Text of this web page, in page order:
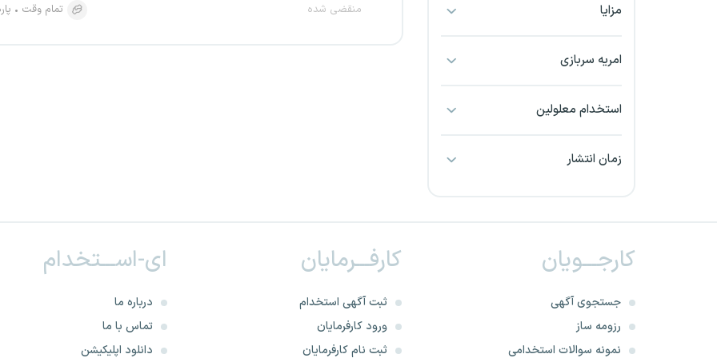
بندرعباس
خراسان شمالی
خرم آباد
خوزستان
مزایا
امریه سربازی
استخدام معلولین
زمان انتشار
منقضی شده تمام وقت
کارجـــویان
جستجوی آگهی
رزومه ساز
نمونه سوالات استخدامی
کارفـــرمایان
ثبت آگهی استخدام
ورود کارفرمایان
ثبت نام کارفرمایان
ای-اســـتخدام
درباره ما
تماس با ما
دانلود اپلیکیشن